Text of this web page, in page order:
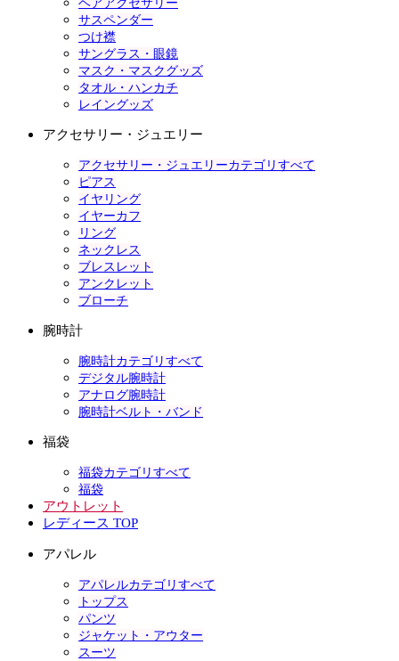
ヘアアクセサリー
サスペンダー
つけ襟
サングラス・眼鏡
マスク・マスクグッズ
タオル・ハンカチ
レイングッズ
アクセサリー・ジュエリー
アクセサリー・ジュエリーカテゴリすべて
ピアス
イヤリング
イヤーカフ
リング
ネックレス
ブレスレット
アンクレット
ブローチ
腕時計
腕時計カテゴリすべて
デジタル腕時計
アナログ腕時計
腕時計ベルト・バンド
福袋
福袋カテゴリすべて
福袋
アウトレット
レディース TOP
アパレル
アパレルカテゴリすべて
トップス
パンツ
ジャケット・アウター
スーツ